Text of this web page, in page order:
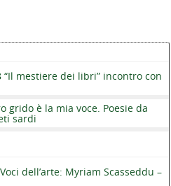
mestiere dei libri” incontro con
grido è la mia voce. Poesie da
sardi
dell’arte: Myriam Scasseddu –